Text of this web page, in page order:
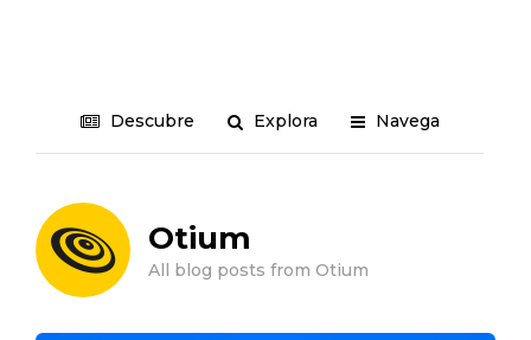
Descubre Explora Navega
Otium
All blog posts from Otium